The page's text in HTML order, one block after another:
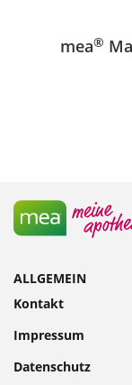
mea®
ALLGEMEIN
Kontakt
Impressum
Datenschutz